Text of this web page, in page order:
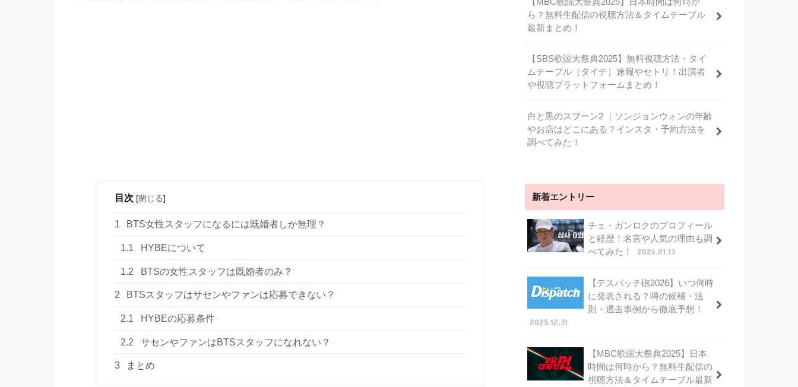
目次 [閉じる]
1 BTS女性スタッフになるには既婚者しか無理？
1.1 HYBEについて
1.2 BTSの女性スタッフは既婚者のみ？
2 BTSスタッフはサセンやファンは応募できない？
2.1 HYBEの応募条件
2.2 サセンやファンはBTSスタッフになれない？
3 まとめ
ら？無料生配信の視聴方法＆タイムテーブル
最新まとめ！
【SBS歌謡大祭典2025】無料視聴方法・タイ
ムテーブル（タイテ）速報やセトリ！出演者
や視聴プラットフォームまとめ！
白と黒のスプーン2 ｜ソンジョンウォンの年齢
やお店はどこにある？インスタ・予約方法を
調べてみた！
新着エントリー
チェ・ガンロクのプロフィール
と経歴！名言や人気の理由も調
べてみた！
2026.01.13
【デスパッチ砲2026】いつ何時
に発表される？噂の候補・法
則・過去事例から徹底予想！
2025.12.31
【MBC歌謡大祭典2025】日本
時間は何時から？無料生配信の
視聴方法＆タイムテーブル最新